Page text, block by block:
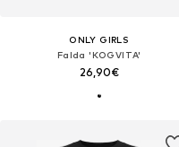
ONLY GIRLS
Falda 'KOGVITA'
26,90€